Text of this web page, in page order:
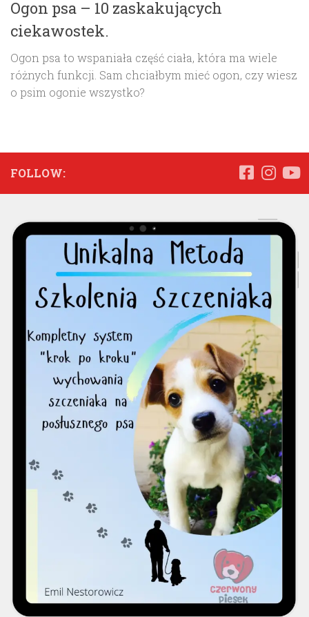
Ogon psa – 10 zaskakujących
ciekawostek.
Ogon psa to wspaniała część ciała, która ma wiele
różnych funkcji. Sam chciałbym mieć ogon, czy wiesz
o psim ogonie wszystko?
FOLLOW: